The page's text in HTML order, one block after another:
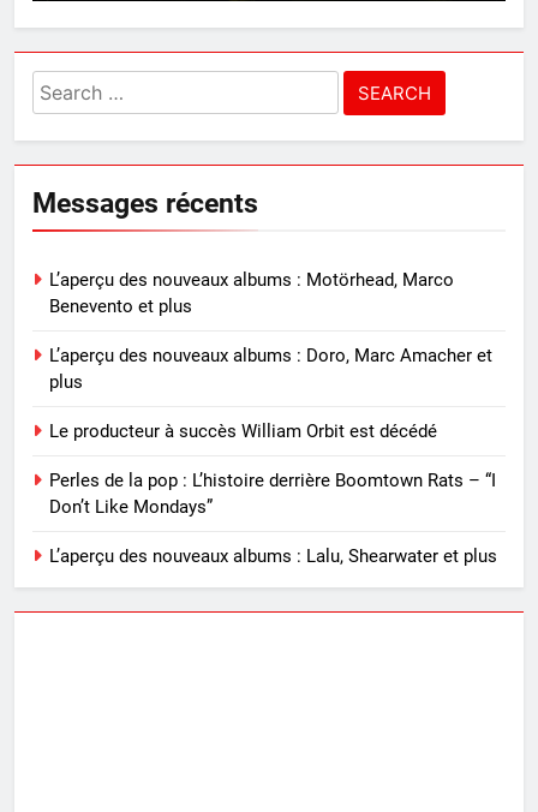
Search
for:
Messages récents
L’aperçu des nouveaux albums : Motörhead, Marco
Benevento et plus
L’aperçu des nouveaux albums : Doro, Marc Amacher et
plus
Le producteur à succès William Orbit est décédé
Perles de la pop : L’histoire derrière Boomtown Rats – “I
Don’t Like Mondays”
L’aperçu des nouveaux albums : Lalu, Shearwater et plus